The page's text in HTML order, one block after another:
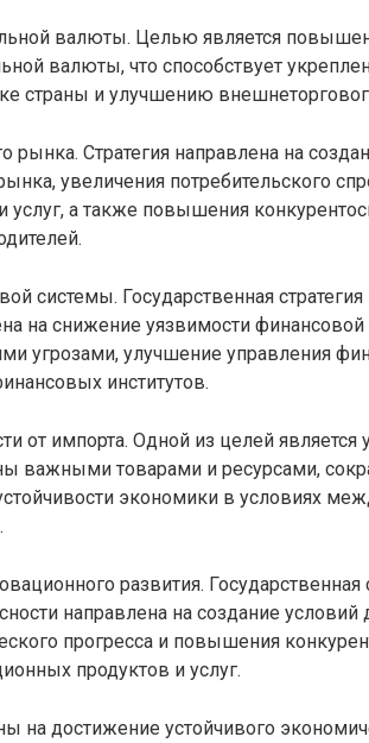
валюты. Целью является
валюты, что способствует
страны и улучшению
рынка. Стратегия направлена на
увеличения потребительского
услуг, а также повышения
системы. Государственная
на снижение уязвимости
угрозами, улучшение управления
институтов.
от импорта. Одной из целей является
важными товарами и ресурсами,
экономики в условиях
развития. Государственная
направлена на создание условий
прогресса и повышения
продуктов и услуг.
на достижение устойчивого